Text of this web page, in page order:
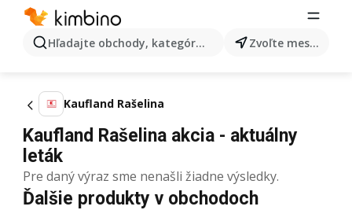
Hľadajte obchody, kategórie, produkty... Zvoľte mesto
Kaufland Rašelina
Kaufland Rašelina akcia - aktuálny
leták
Pre daný výraz sme nenašli žiadne výsledky.
Ďalšie produkty v obchodoch